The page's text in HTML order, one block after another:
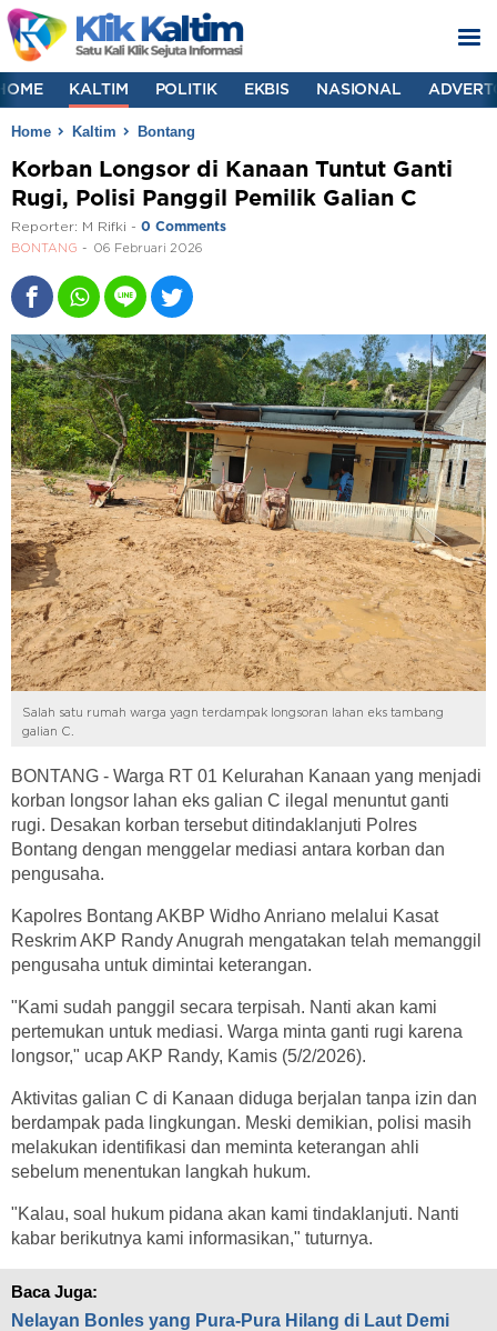
KALTIM POLITIK EKBIS NASIONAL
Home Kaltim Bontang
Korban Longsor di Kanaan Tuntut Ganti
Rugi, Polisi Panggil Pemilik Galian C
Reporter: M Rifki - 0 Comments
BONTANG 06 Februari 2026
Salah satu rumah warga yagn terdampak longsoran lahan eks tambang
galian C.
BONTANG - Warga RT 01 Kelurahan Kanaan yang menjadi
korban longsor lahan eks galian C ilegal menuntut ganti
rugi. Desakan korban tersebut ditindaklanjuti Polres
Bontang dengan menggelar mediasi antara korban dan
pengusaha.
Kapolres Bontang AKBP Widho Anriano melalui Kasat
Reskrim AKP Randy Anugrah mengatakan telah memanggil
pengusaha untuk dimintai keterangan.
"Kami sudah panggil secara terpisah. Nanti akan kami
pertemukan untuk mediasi. Warga minta ganti rugi karena
longsor," ucap AKP Randy, Kamis (5/2/2026).
Aktivitas galian C di Kanaan diduga berjalan tanpa izin dan
berdampak pada lingkungan. Meski demikian, polisi masih
melakukan identifikasi dan meminta keterangan ahli
sebelum menentukan langkah hukum.
"Kalau, soal hukum pidana akan kami tindaklanjuti. Nanti
kabar berikutnya kami informasikan," tuturnya.
Baca Juga:
Nelayan Bonles yang Pura-Pura Hilang di Laut Demi